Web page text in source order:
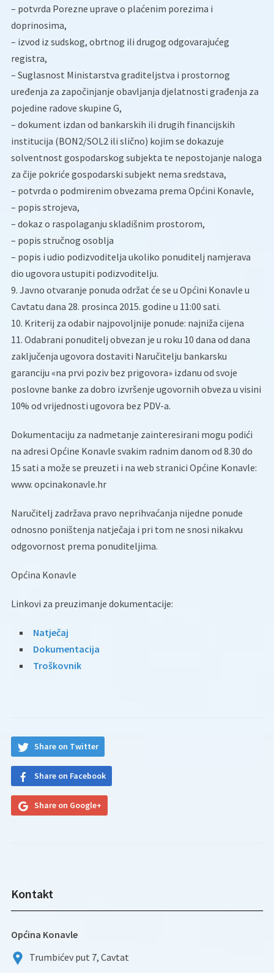
– potvrda Porezne uprave o plaćenim porezima i
doprinosima,
– izvod iz sudskog, obrtnog ili drugog odgovarajućeg
registra,
– Suglasnost Ministarstva graditeljstva i prostornog
uređenja za započinjanje obavljanja djelatnosti građenja za
pojedine radove skupine G,
– dokument izdan od bankarskih ili drugih financijskih
institucija (BON2/SOL2 ili slično) kojim se dokazuje
solventnost gospodarskog subjekta te nepostojanje naloga
za čije pokriće gospodarski subjekt nema sredstava,
– potvrda o podmirenim obvezama prema Općini Konavle,
– popis strojeva,
– dokaz o raspolaganju skladišnim prostorom,
– popis stručnog osoblja
– popis i udio podizvoditelja ukoliko ponuditelj namjerava
dio ugovora ustupiti podizvoditelju.
9. Javno otvaranje ponuda održat će se u Općini Konavle u
Cavtatu dana 28. prosinca 2015. godine u 11:00 sati.
10. Kriterij za odabir najpovoljnije ponude: najniža cijena
11. Odabrani ponuditelj obvezan je u roku 10 dana od dana
zaključenja ugovora dostaviti Naručitelju bankarsku
garanciju «na prvi poziv bez prigovora» izdanu od svoje
poslovne banke za dobro izvršenje ugovornih obveza u visini
10% od vrijednosti ugovora bez PDV-a.
Dokumentaciju za nadmetanje zainteresirani mogu podići
na adresi Općine Konavle svakim radnim danom od 8.30 do
15 sati a može se preuzeti i na web stranici Općine Konavle:
www. opcinakonavle.hr
Naručitelj zadržava pravo neprihvaćanja nijedne ponude
odnosno poništenja natječaja i pri tom ne snosi nikakvu
odgovornost prema ponuditeljima.
Općina Konavle
Linkovi za preuzimanje dokumentacije:
Natječaj
Dokumentacija
Troškovnik
Share on Twitter
Share on Facebook
Share on Google+
Kontakt
Općina Konavle
Trumbićev put 7, Cavtat